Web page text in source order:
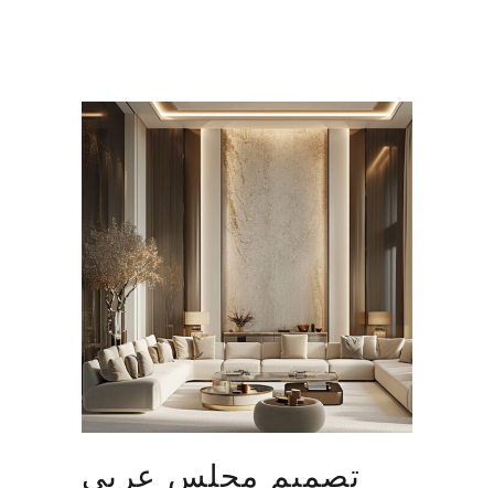
تصميم مجلس عربي